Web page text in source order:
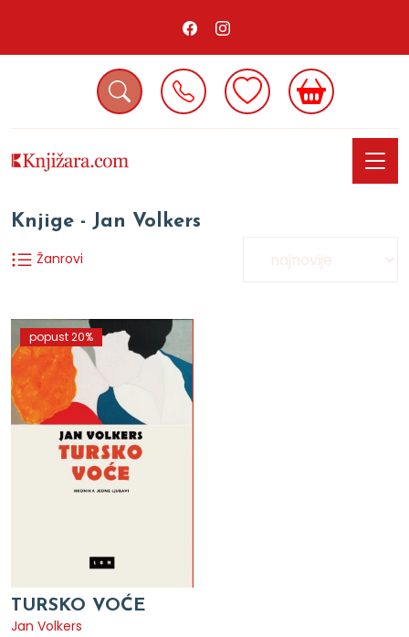
Knjige - Jan Volkers
Žanrovi
popust 20%
TURSKO VOĆE
Jan Volkers